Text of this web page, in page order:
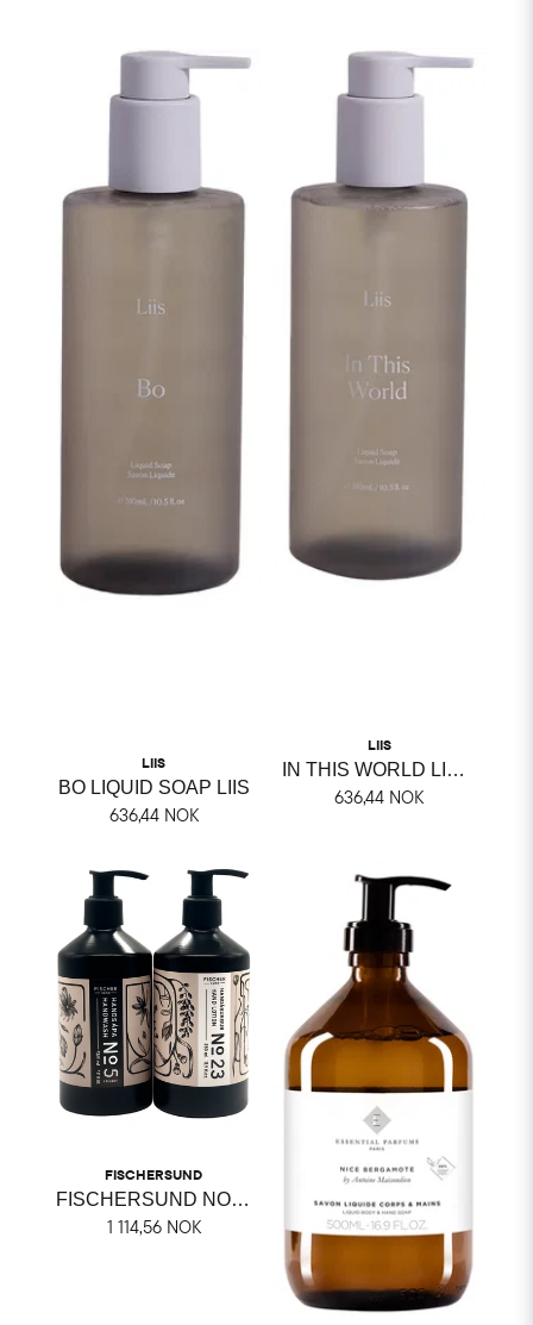
LIIS
BO LIQUID SOAP LIIS
636,44 NOK
LIIS
IN THIS WORLD LIQUID SOAP LIIS
636,44 NOK
FISCHERSUND
FISCHERSUND NO. 23 HAND WASH + HAND LOTION DUO
1 114,56 NOK